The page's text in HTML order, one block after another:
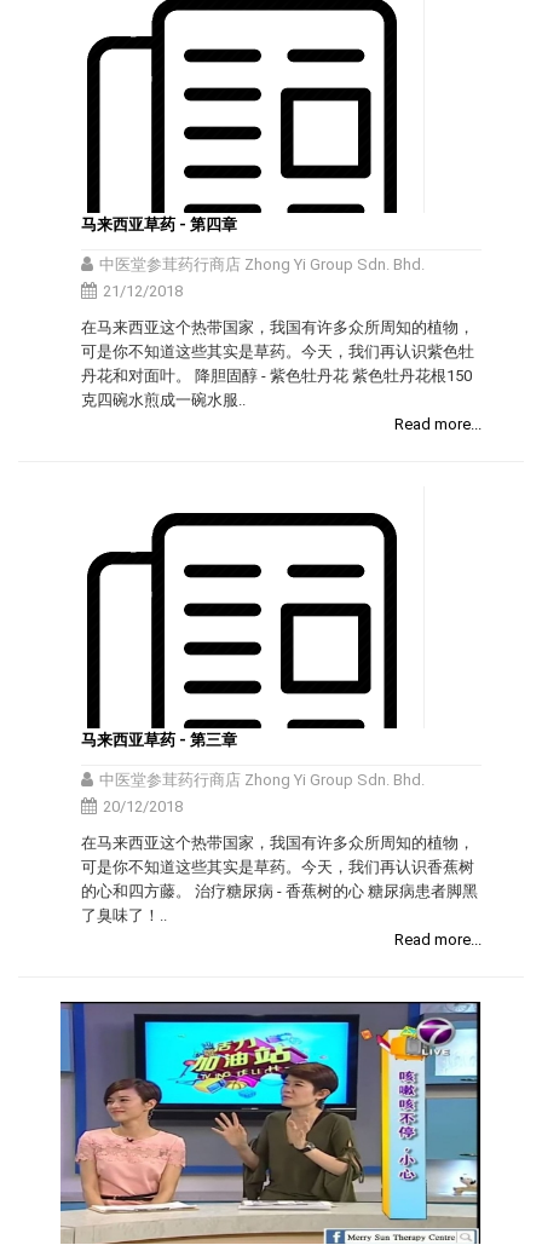
马来西亚草药 - 第四章
中医堂参茸药行商店 Zhong Yi Group Sdn. Bhd.
21/12/2018
在马来西亚这个热带国家，我国有许多众所周知的植物，
可是你不知道这些其实是草药。今天，我们再认识紫色牡
丹花和对面叶。 降胆固醇 - 紫色牡丹花 紫色牡丹花根150
克四碗水煎成一碗水服..
Read more...
马来西亚草药 - 第三章
中医堂参茸药行商店 Zhong Yi Group Sdn. Bhd.
20/12/2018
在马来西亚这个热带国家，我国有许多众所周知的植物，
可是你不知道这些其实是草药。今天，我们再认识香蕉树
的心和四方藤。 治疗糖尿病 - 香蕉树的心 糖尿病患者脚黑
了臭味了！..
Read more...